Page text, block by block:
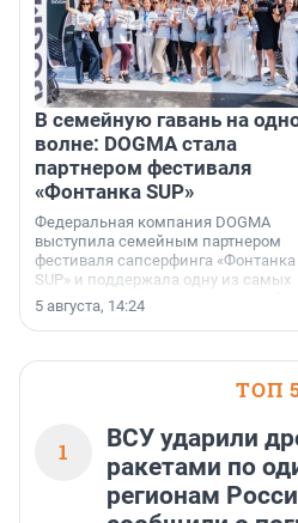
В семейную гавань на
волне: DOGMA стала
партнером фестиваля
«Фонтанка SUP»
Федеральная компания DOGMA
выступила семейным партнером
фестиваля сапсерфинга «Фонтанка
SUP» и поддержала одну из самых
ярких и романтичных номинаций —
«SUP-свадьба».
5 августа, 14:24
ТОП
1
ВСУ ударили
ракетами по
регионам